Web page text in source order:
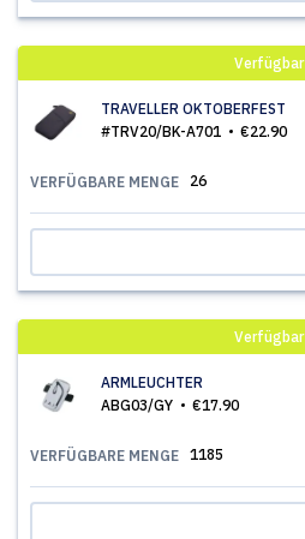
Verfügbar
TRAVELLER OKTOBERFEST
#TRV20/BK-A701
€22.90
VERFÜGBARE MENGE 26
Verfügbar
ARMLEUCHTER
ABG03/GY
€17.90
VERFÜGBARE MENGE 1185